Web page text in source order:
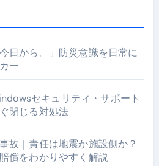
日から。」防災意識を日常に
ー
セキュリティ・サポート
閉じる対処法
故｜責任は地震か施設側か？
償をわかりやすく解説